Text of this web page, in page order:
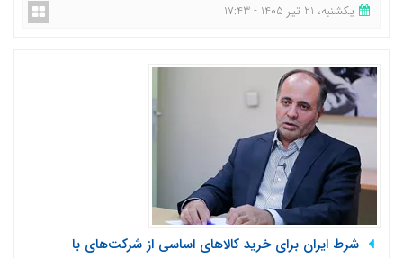
یکشنبه، 21 تیر 1405 - 17:43
شرط ایران برای خرید کالاهای اساسی از شرکت‌های با